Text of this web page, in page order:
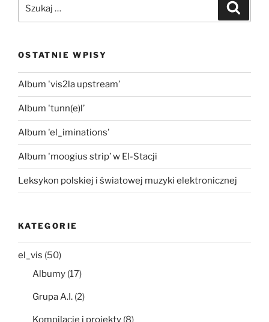
OSTATNIE WPISY
Album 'vis2la upstream’
Album 'tunn(e)l’
Album 'el_iminations’
Album 'moogius strip’ w El-Stacji
Leksykon polskiej i światowej muzyki elektronicznej
KATEGORIE
el_vis (50)
Albumy (17)
Grupa A.I. (2)
Kompilacje i projekty (8)